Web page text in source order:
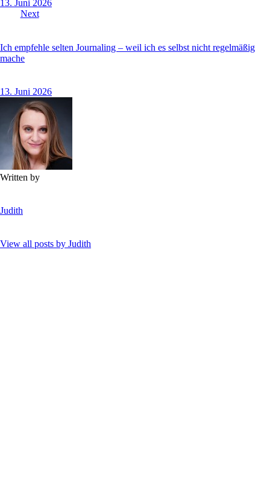
13. Juni 2026
Next
Ich empfehle selten Journaling – weil ich es selbst nicht regelmäßig
mache
13. Juni 2026
Written by
Judith
View all posts by Judith